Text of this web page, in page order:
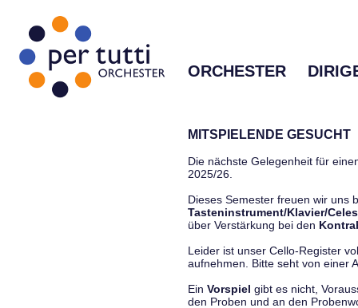
ORCHESTER
MITSPIELENDE GESUCHT
Die nächste Gelegenheit für
2025/26.
Dieses Semester freuen wir uns
Tasteninstrument/Klavier/
über Verstärkung bei den
Leider ist unser Cello-Register
aufnehmen. Bitte seht von einer
Ein Vorspiel gibt es nicht,
den Proben und an den